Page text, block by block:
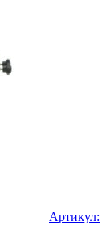
Артикул: